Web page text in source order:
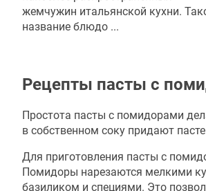
жемчужин итальянской кухни.
название блюдо ...
Рецепты пасты с
Простота пасты с помидорами
в собственном соку придают
Для приготовления пасты с
Помидоры нарезаются мелкими
базиликом и специями. Это